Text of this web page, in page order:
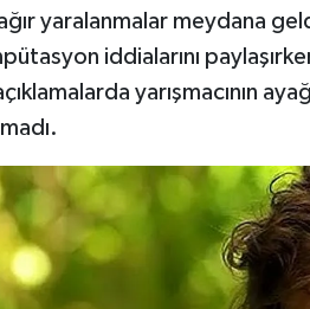
yaralanmalar meydana
iddialarını
yarışmacının